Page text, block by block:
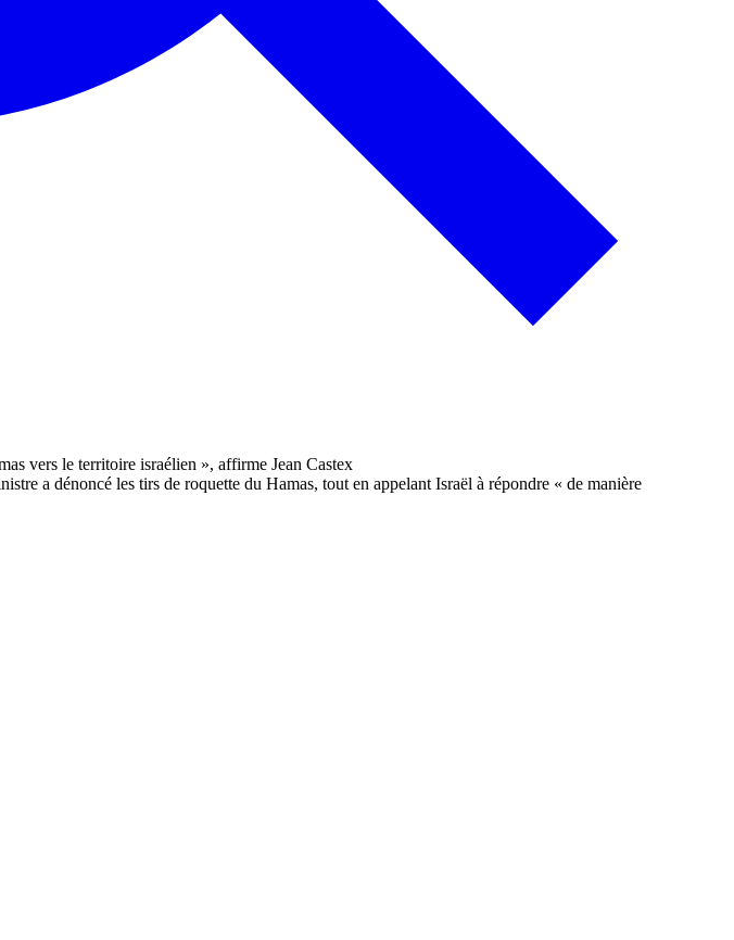
a dénoncé les tirs de roquette du Hamas, tout en appelant Israël à répondre « de manière